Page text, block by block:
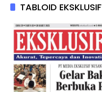
TABLOID EKSKLUSIF